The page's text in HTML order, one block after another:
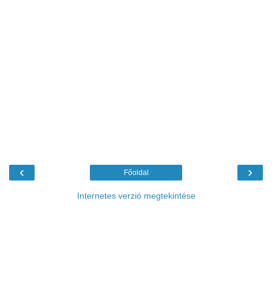
‹ ›
Főoldal
Internetes verzió megtekintése